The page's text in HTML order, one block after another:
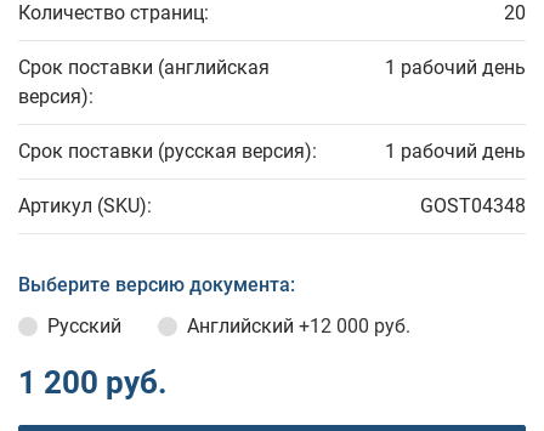
Количество страниц: 20
Срок поставки (английская
версия):
1 рабочий день
Срок поставки (русская версия): 1 рабочий день
Артикул (SKU): GOST04348
Выберите версию документа:
Русский
Английский +12 000 руб.
1 200 руб.